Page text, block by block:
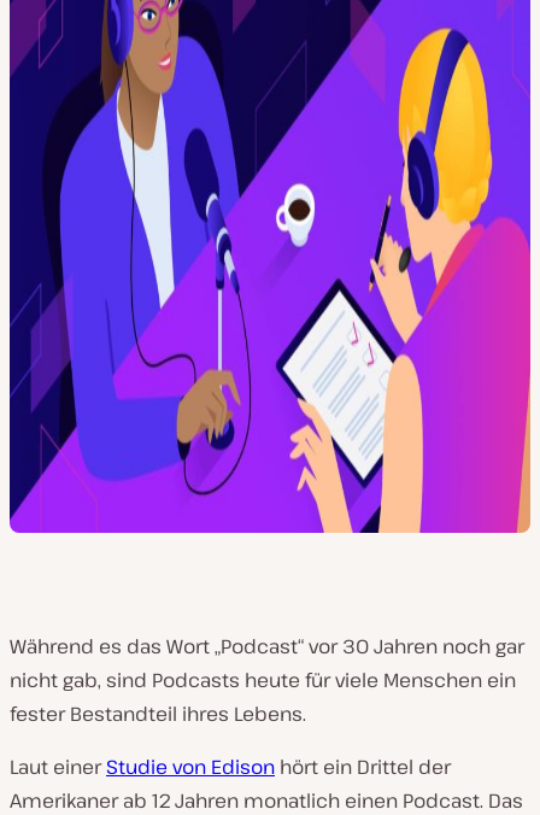
Während es das Wort „Podcast“ vor 30 Jahren noch gar
nicht gab, sind Podcasts heute für viele Menschen ein
fester Bestandteil ihres Lebens.
Laut einerStudie von Edison hört ein Drittel der
Amerikaner ab 12 Jahren monatlich einen Podcast. Das